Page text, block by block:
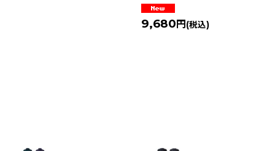
9,680 円 (税込)